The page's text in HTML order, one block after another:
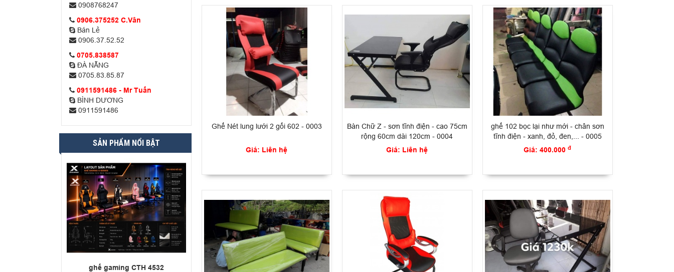
0908768247
0906.375252 C.Vân
Bán Lẻ
0906.37.52.52
0705.838587
ĐÀ NẴNG
0705.83.85.87
0911591486 - Mr Tuấn
BÌNH DƯƠNG
0911591486
SẢN PHẨM NỔI BẬT
ghế gaming CTH 4532
Ghế Nét lung lưới 2 gối 602 - 0003
Giá: Liên hệ
Bàn Chữ Z - sơn tĩnh điện - cao 75cm
rộng 60cm dài 120cm - 0004
Giá: Liên hệ
ghế 102 bọc lại như mới - chân sơn
tĩnh điện - xanh, đỏ, đen,... - 0005
Giá: 400.000đ